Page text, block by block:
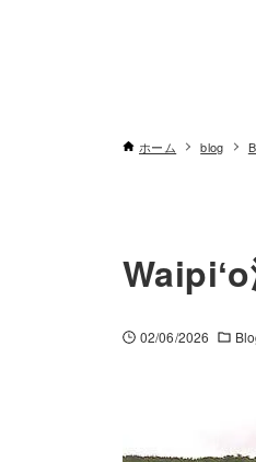
ホーム blog
02/06/2026